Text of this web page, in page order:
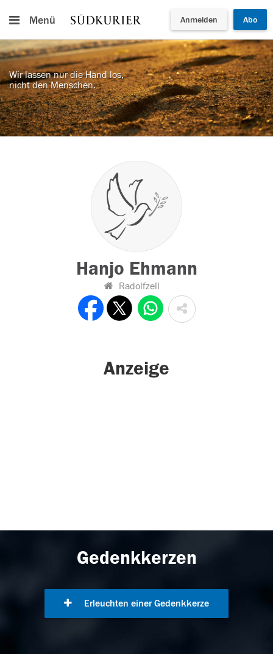
Menü Anmelden Abo
Wir lassen nur die Hand los,
nicht den Menschen.
Hanjo Ehmann
Radolfzell
Anzeige
Gedenkkerzen
Erleuchten einer Gedenkkerze